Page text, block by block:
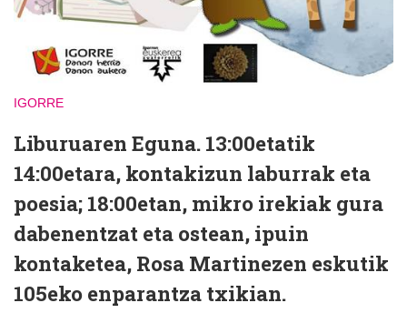
IGORRE
Liburuaren Eguna. 13:00etatik
14:00etara, kontakizun laburrak eta
poesia; 18:00etan, mikro irekiak gura
dabenentzat eta ostean, ipuin
kontaketea, Rosa Martinezen eskutik
105eko enparantza txikian.